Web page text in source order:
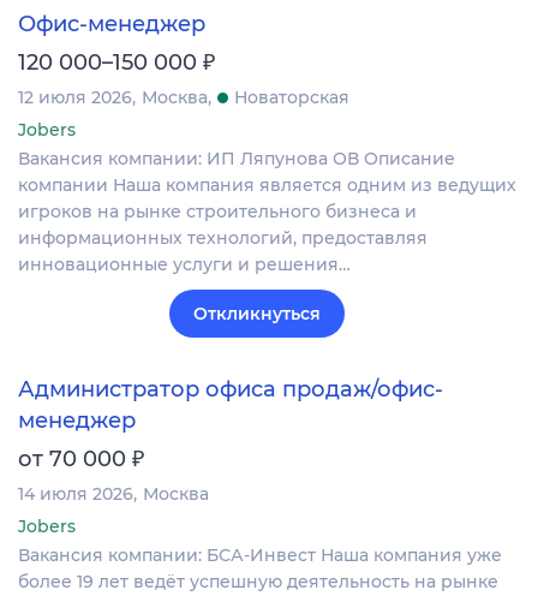
Офис-менеджер
120 000–150 000 ₽
12 июля 2026 Москва
Новаторская
Jobers
Вакансия компании: ИП Ляпунова ОВ Описание
компании Наша компания является одним из ведущих
игроков на рынке строительного бизнеса и
информационных технологий, предоставляя
инновационные услуги и решения…
Откликнуться
Администратор офиса продаж/офис-
менеджер
от 70 000 ₽
14 июля 2026 Москва
Jobers
Вакансия компании: БСА-Инвест Наша компания уже
более 19 лет ведёт успешную деятельность на рынке